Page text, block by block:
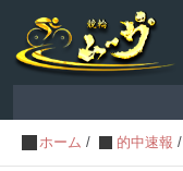
ホーム / 的中速報 /